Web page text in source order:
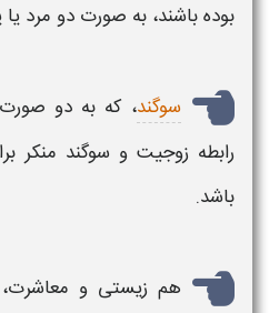
بوده باشند، به صورت دو مرد
سوگند، که به دو
رابطه زوجیت و سوگند منکر
باشد.
هم زیستی و معاشرت،